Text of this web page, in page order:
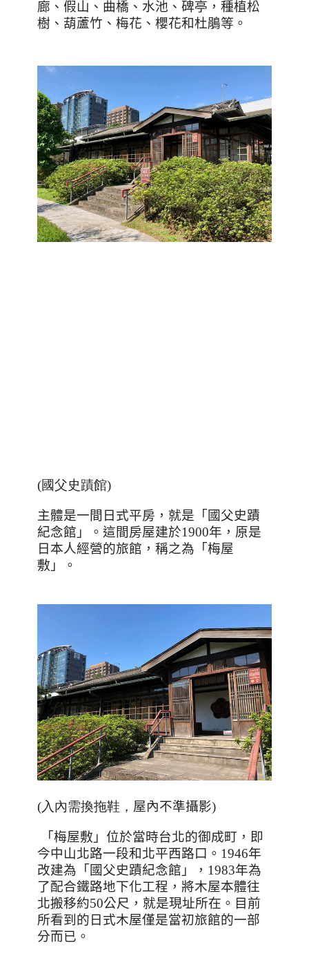
廊、假山、曲橋、水池、碑亭，種植松
樹、葫蘆竹、梅花、櫻花和杜鵑等。
(國父史蹟館)
主體是一間日式平房，就是「國父史蹟
紀念館」。這間房屋建於1900年，原是
日本人經營的旅館，稱之為「梅屋
敷」。
(入內需換拖鞋， 屋內不準攝影)
「梅屋敷」位於當時台北的御成町，即
今中山北路一段和北平西路口。 1946年
改建為「國父史蹟紀念館」， 1983年為
了配合鐵路地下化工程，將木屋本體往
北搬移約50公尺，就是現址所在。目前
所看到的日式木屋僅是當初旅館的一部
分而已。